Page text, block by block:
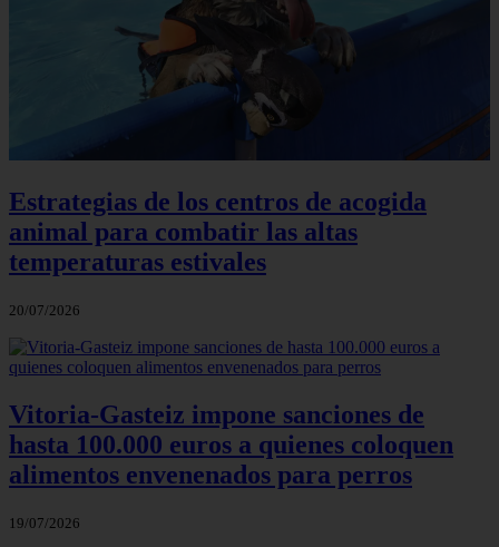
Estrategias de los centros de acogida
animal para combatir las altas
temperaturas estivales
20/07/2026
Vitoria-Gasteiz impone sanciones de
hasta 100.000 euros a quienes coloquen
alimentos envenenados para perros
19/07/2026